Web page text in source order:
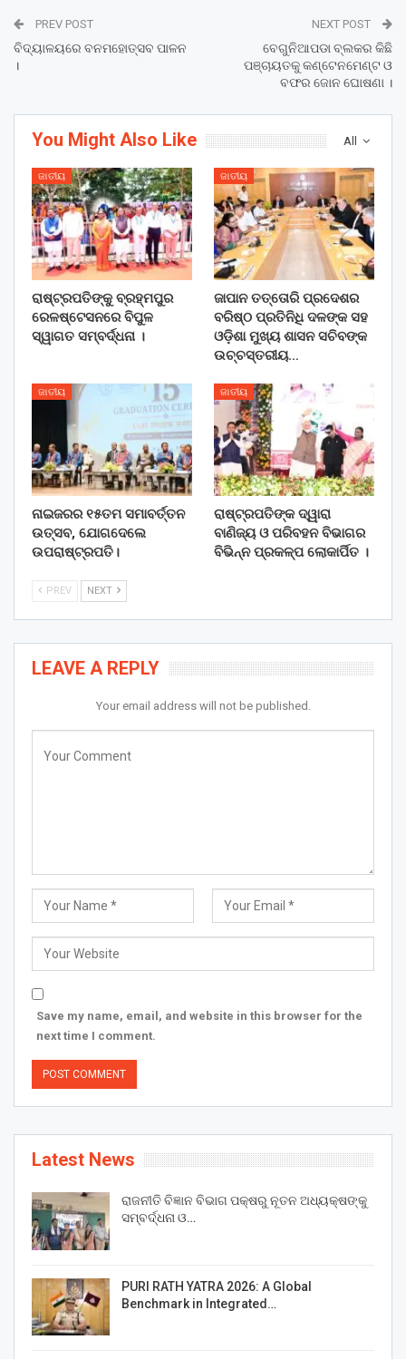
PREV POST
ବିଦ୍ୟାଳୟରେ ବନମହୋତ୍ସବ ପାଳନ
।
NEXT POST
ବେଗୁନିଆପଡା ବ୍ଲକର କିଛି
ପଞ୍ଚାୟତକୁ କଣ୍ଟେନମେଣ୍ଟ ଓ
ବଫର ଜୋନ ଘୋଷଣା ।
All
You Might Also Like
ଜାତୀୟ
ରାଷ୍ଟ୍ରପତିଙ୍କୁ ବ୍ରହ୍ମପୁର
ରେଳଷ୍ଟେସନରେ ବିପୁଳ
ସ୍ୱାଗତ ସମ୍ବର୍ଦ୍ଧନା ।
ଜାତୀୟ
ଜାପାନ ତତ୍ତୋରି ପ୍ରଦେଶର
ବରିଷ୍ଠ ପ୍ରତିନିଧି ଦଳଙ୍କ ସହ
ଓଡ଼ିଶା ମୁଖ୍ୟ ଶାସନ ସଚିବଙ୍କ
ଉଚ୍ଚସ୍ତରୀୟ…
ଜାତୀୟ
ନାଇଜରର ୧୫ତମ ସମାବର୍ତ୍ତନ
ଉତ୍ସବ, ଯୋଗଦେଲେ
ଉପରାଷ୍ଟ୍ରପତି।
ଜାତୀୟ
ରାଷ୍ଟ୍ରପତିଙ୍କ ଦ୍ୱାରା
ବାଣିଜ୍ୟ ଓ ପରିବହନ ବିଭାଗର
ବିଭିନ୍ନ ପ୍ରକଳ୍ପ ଲୋକାର୍ପିତ ।
PREV NEXT
LEAVE A REPLY
Your email address will not be published.
Save my name, email, and website in this browser for the
next time I comment.
Latest News
ରାଜନୀତି ବିଜ୍ଞାନ ବିଭାଗ ପକ୍ଷରୁ ନୂତନ ଅଧ୍ୟକ୍ଷଙ୍କୁ
ସମ୍ବର୍ଦ୍ଧନା ଓ…
PURI RATH YATRA 2026: A Global
Benchmark in Integrated…